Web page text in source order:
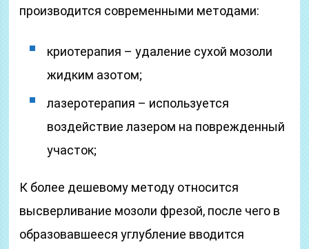
производится современными методами:
криотерапия – удаление сухой мозоли
жидким азотом;
лазеротерапия – используется
воздействие лазером на поврежденный
участок;
К более дешевому методу относится
высверливание мозоли фрезой, после чего в
образовавшееся углубление вводится